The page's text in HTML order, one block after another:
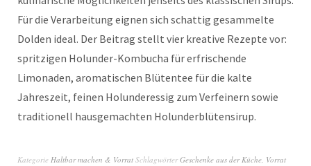
Für die Verarbeitung eignen sich schattig gesammelte
Dolden ideal. Der Beitrag stellt vier kreative Rezepte vor:
spritzigen Holunder-Kombucha für erfrischende
Limonaden, aromatischen Blütentee für die kalte
Jahreszeit, feinen Holunderessig zum Verfeinern sowie
traditionell hausgemachten Holunderblütensirup.
Kategorie Haltbar machen & Vorrat SchlagwörterGeschenke aus der Küche, Vorrat